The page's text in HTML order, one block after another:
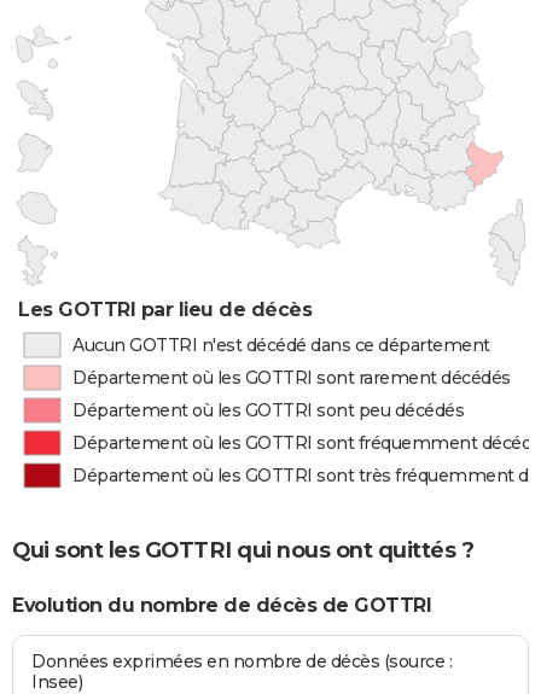
Les GOTTRI par lieu de décès
Aucun GOTTRI n'est décédé dans ce département
Département où les GOTTRI sont rarement décédés
Département où les GOTTRI sont peu décédés
Département où les GOTTRI sont fréquemment
Département où les GOTTRI sont très fréquemment
Qui sont les GOTTRI qui nous ont quittés ?
Evolution du nombre de décès de GOTTRI
Données exprimées en nombre de décès (source :
Insee)